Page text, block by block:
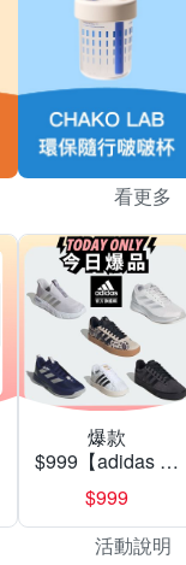
看更多
爆款
$999【adidas 愛
迪達】男/女 精選
運動鞋休閒鞋 任
選均一價
$999
活動說明